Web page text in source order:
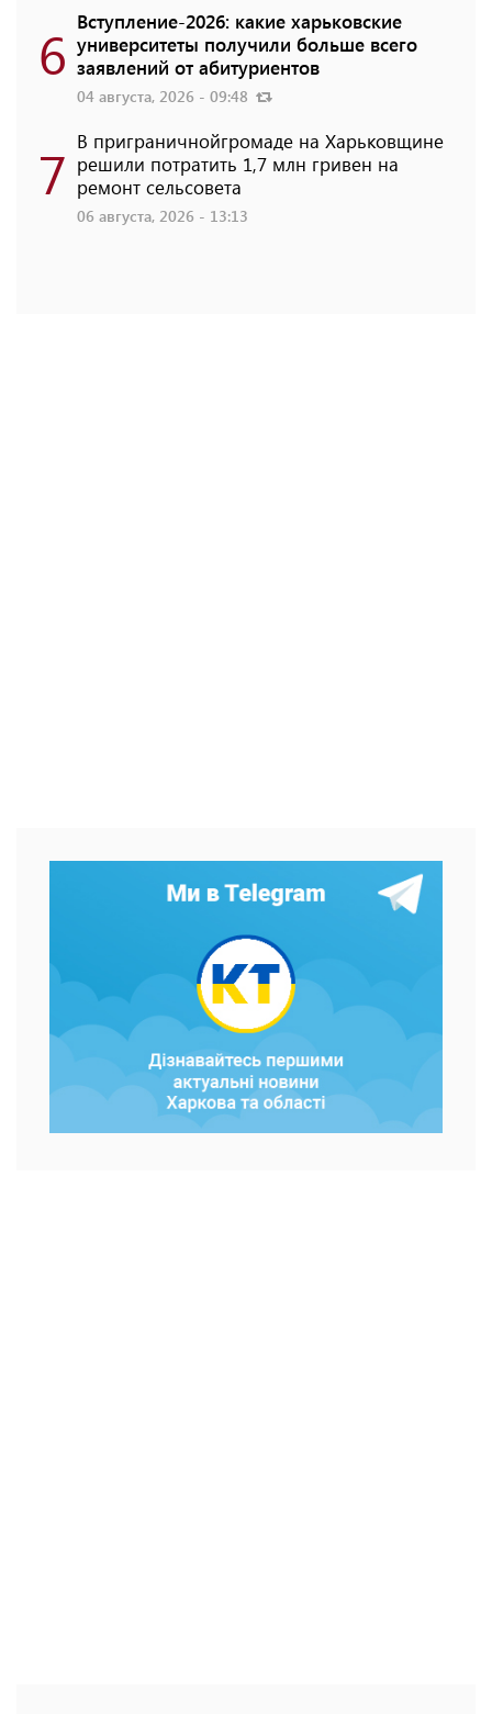
6 Вступление-2026: какие харьковские
университеты получили больше всего
заявлений от абитуриентов
04 августа, 2026 - 09:48
7 В приграничнойгромаде на Харьковщине
решили потратить 1,7 млн ​​гривен на
ремонт сельсовета
06 августа, 2026 - 13:13